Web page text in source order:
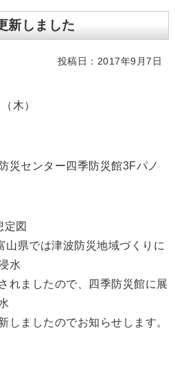
新しました
投稿日：2017年9月7日
）
ンター四季防災館3Fパノ
図
では津波防災地域づくりに
水
したので、四季防災館に展
したのでお知らせします。